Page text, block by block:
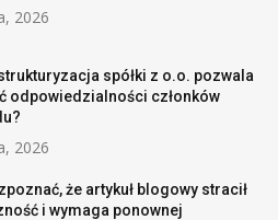
2026
spółki z o.o. pozwala
odpowiedzialności członków
2026
że artykuł blogowy stracił
i wymaga ponownej